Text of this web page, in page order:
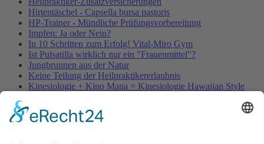
Hirtentäschel - Capsella bursa pastoris
HP-Trainer - Mündliche Prüfungsvorbereitung
Impfen: Ja oder Nein?
In 10 Schritten zum Erfolg! Vital-Miro Gym
Ist Pulsatilla wirklich nur ein "Frauenmittel"?
Jungbrunnen aus der Natur
Keine Teilung der Heilpraktikererlaubnis
Kinesiologie + Kino Mana = Kinesiologie Hawaiian Style
Kleine Würmer als Wunderheiler
Knoblauch - Allium sativum